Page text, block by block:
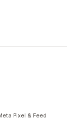
Pixel & Feed